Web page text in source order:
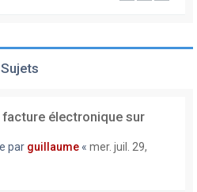
Sujets
électronique sur
par guillaume « mer. juil. 29,